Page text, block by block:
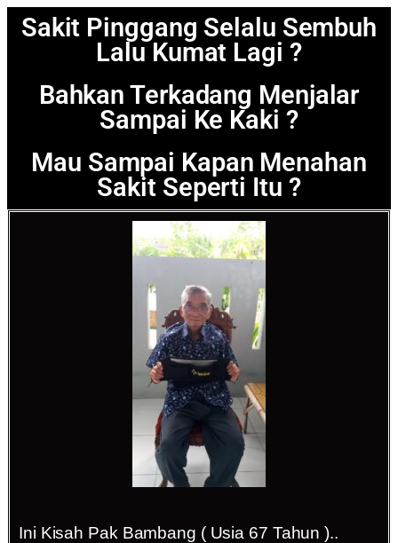
Sakit Pinggang Selalu Sembuh
Lalu Kumat Lagi ?
Bahkan Terkadang Menjalar
Sampai Ke Kaki ?
Mau Sampai Kapan Menahan
Sakit Seperti Itu ?
Ini Kisah Pak Bambang ( Usia 67 Tahun )..